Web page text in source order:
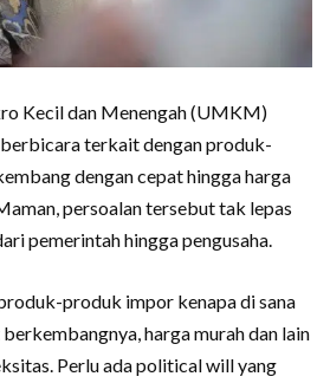
Kecil dan Menengah (UMKM)
terkait dengan produk-
dengan cepat hingga harga
persoalan tersebut tak lepas
pemerintah hingga pengusaha.
produk impor kenapa di sana
harga murah dan lain
Perlu ada political will yang